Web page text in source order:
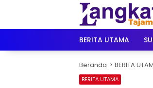
BERITA UTAMA
Beranda BERITA
BERITA UTAMA